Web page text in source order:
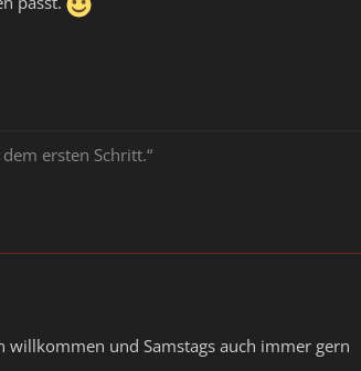
ersten Schritt.“
willkommen und Samstags auch immer gern